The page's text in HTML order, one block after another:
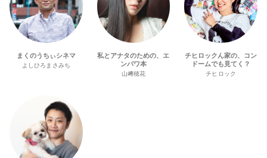
まくのうちぃシネマ
よしひろまさみち
私とアナタのための、エ
ンパワ本
山﨑穂花
チヒロックん家の、コン
ドームでも見てく？
チヒロック